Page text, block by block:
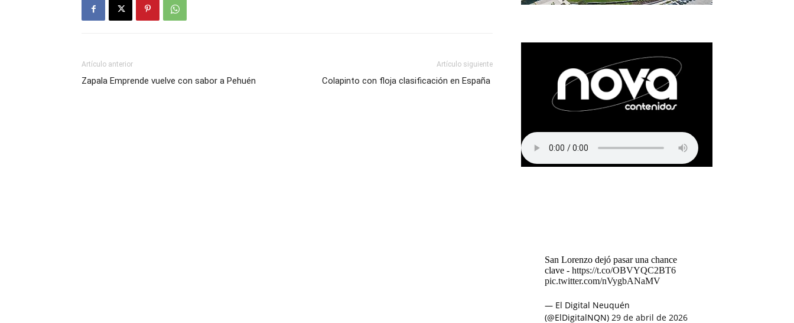
Artículo anterior
Zapala Emprende vuelve con sabor a Pehuén
Artículo siguiente
Colapinto con floja clasificación en España
San Lorenzo dejó pasar una chance
clave - https://t.co/OBVYQC2BT6
pic.twitter.com/nVygbANaMV
— El Digital Neuquén
(@ElDigitalNQN) 29 de abril de 2026